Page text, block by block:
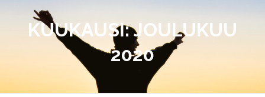
sisältöönKUUKAUSI:JOULUKUU
2020